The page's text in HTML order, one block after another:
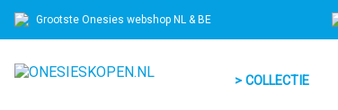
Grootste Onesies webshop NL & BE
> COLLECTIE